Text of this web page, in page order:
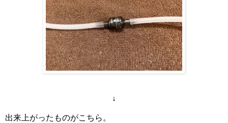
↓
出来上がったものがこちら。